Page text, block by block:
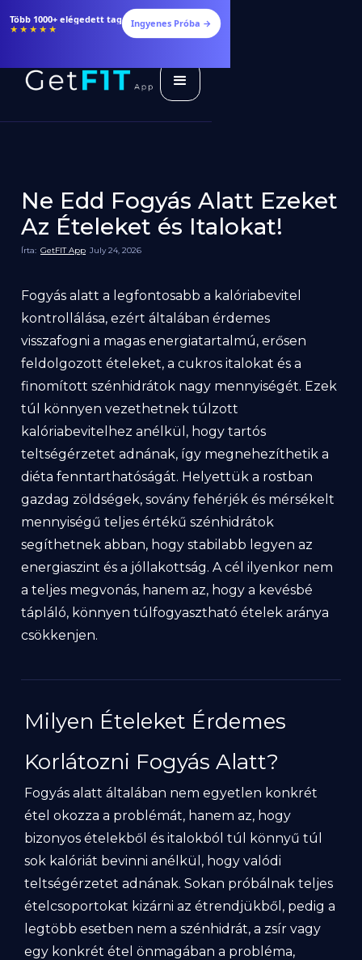
Több 1000+ elégedett tag
★★★★★ Ingyenes Próba →
Ne Edd Fogyás Alatt Ezeket
Az Ételeket és Italokat!
Írta: GetFIT App July 24, 2026
Fogyás alatt a legfontosabb a kalóriabevitel
kontrollálása, ezért általában érdemes
visszafogni a magas energiatartalmú, erősen
feldolgozott ételeket, a cukros italokat és a
finomított szénhidrátok nagy mennyiségét. Ezek
túl könnyen vezethetnek túlzott
kalóriabevitelhez anélkül, hogy tartós
teltségérzetet adnának, így megnehezíthetik a
diéta fenntarthatóságát. Helyettük a rostban
gazdag zöldségek, sovány fehérjék és mérsékelt
mennyiségű teljes értékű szénhidrátok
segíthetnek abban, hogy stabilabb legyen az
energiaszint és a jóllakottság. A cél ilyenkor nem
a teljes megvonás, hanem az, hogy a kevésbé
tápláló, könnyen túlfogyasztható ételek aránya
csökkenjen.
Milyen Ételeket Érdemes
Korlátozni Fogyás Alatt?
Fogyás alatt általában nem egyetlen konkrét
étel okozza a problémát, hanem az, hogy
bizonyos ételekből és italokból túl könnyű túl
sok kalóriát bevinni anélkül, hogy valódi
teltségérzetet adnának. Sokan próbálnak teljes
ételcsoportokat kizárni az étrendjükből, pedig a
legtöbb esetben nem a szénhidrát, a zsír vagy
egy konkrét étel önmagában a probléma,